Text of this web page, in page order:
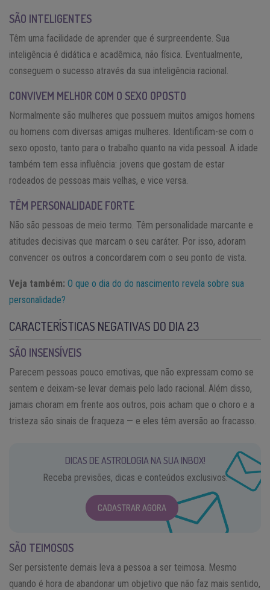
SÃO INTELIGENTES
Têm uma facilidade de aprender que é surpreendente. Sua
inteligência é didática e acadêmica, não física. Eventualmente,
conseguem o sucesso através da sua inteligência racional.
CONVIVEM MELHOR COM O SEXO OPOSTO
Normalmente são mulheres que possuem muitos amigos homens
ou homens com diversas amigas mulheres. Identificam-se com o
sexo oposto, tanto para o trabalho quanto na vida pessoal. A idade
também tem essa influência: jovens que gostam de estar
rodeados de pessoas mais velhas, e vice versa.
TÊM PERSONALIDADE FORTE
Não são pessoas de meio termo. Têm personalidade marcante e
atitudes decisivas que marcam o seu caráter. Por isso, adoram
convencer os outros a concordarem com o seu ponto de vista.
Veja também: O que o dia do do nascimento revela sobre sua
personalidade?
CARACTERÍSTICAS NEGATIVAS DO DIA 23
SÃO INSENSÍVEIS
Parecem pessoas pouco emotivas, que não expressam como se
sentem e deixam-se levar demais pelo lado racional. Além disso,
jamais choram em frente aos outros, pois acham que o choro e a
tristeza são sinais de fraqueza — e eles têm aversão ao fracasso.
DICAS DE ASTROLOGIA NA SUA INBOX!
Receba previsões, dicas e conteúdos exclusivos.
CADASTRAR AGORA
SÃO TEIMOSOS
Ser persistente demais leva a pessoa a ser teimosa. Mesmo
quando é hora de abandonar um objetivo que não faz mais sentido,